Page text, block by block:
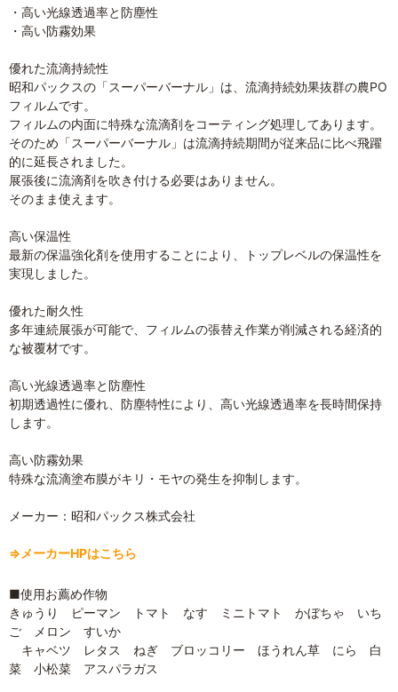
・高い光線透過率と防塵性
・高い防霧効果
優れた流滴持続性
昭和パックスの「スーパーバーナル」は、流滴持続効果抜群の農PO
フィルムです。
フィルムの内面に特殊な流滴剤をコーティング処理してあります。
そのため「スーパーバーナル」は流滴持続期間が従来品に比べ飛躍
的に延長されました。
展張後に流滴剤を吹き付ける必要はありません。
そのまま使えます。
高い保温性
最新の保温強化剤を使用することにより、トップレベルの保温性を
実現しました。
優れた耐久性
多年連続展張が可能で、フィルムの張替え作業が削減される経済的
な被覆材です。
高い光線透過率と防塵性
初期透過性に優れ、防塵特性により、高い光線透過率を長時間保持
します。
高い防霧効果
特殊な流滴塗布膜がキリ・モヤの発生を抑制します。
メーカー：昭和パックス株式会社
⇒メーカーHPはこちら
■使用お薦め作物
きゅうり ピーマン トマト なす ミニトマト かぼちゃ いち
ご メロン すいか
キャベツ レタス ねぎ ブロッコリー ほうれん草 にら 白
菜 小松菜 アスパラガス